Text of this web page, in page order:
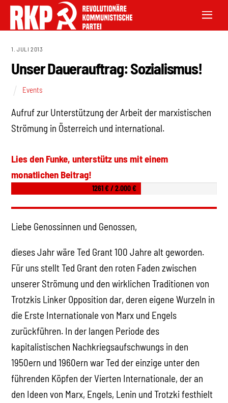
1. JULI 2013
Unser Dauerauftrag: Sozialismus!
Events
Aufruf zur Unterstützung der Arbeit der marxistischen
Strömung in Österreich und international.
Lies den Funke, unterstütz uns mit einem
monatlichen Beitrag!
1261 € / 2.000 €
Liebe Genossinnen und Genossen,
dieses Jahr wäre Ted Grant 100 Jahre alt geworden.
Für uns stellt Ted Grant den roten Faden zwischen
unserer Strömung und den wirklichen Traditionen von
Trotzkis Linker Opposition dar, deren eigene Wurzeln in
die Erste Internationale von Marx und Engels
zurückführen. In der langen Periode des
kapitalistischen Nachkriegsaufschwungs in den
1950ern und 1960ern war Ted der einzige unter den
führenden Köpfen der Vierten Internationale, der an
den Ideen von Marx, Engels, Lenin und Trotzki festhielt